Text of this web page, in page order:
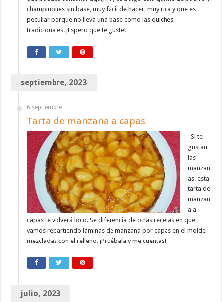
champiñones sin base, muy fácil de hacer, muy rica y que es
peculiar porque no lleva una base como las quiches
tradicionales. ¡Espero que te guste!
septiembre, 2023
6 septiembre
Tarta de manzana a capas
Si te
gustan
las
manzan
as, esta
tarta de
manzan
a a
capas te volverá loco. Se diferencia de otras recetas en que
vamos repartiendo láminas de manzana por capas en el molde
mezcladas con el relleno. ¡Pruébala y me cuentas!
julio, 2023